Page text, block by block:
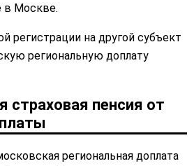
в Москве.
регистрации на другой субъект
региональную доплату
страховая пенсия от
региональная доплата